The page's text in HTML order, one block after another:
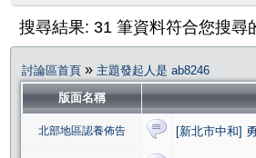
搜尋結果: 31 筆資料符合您搜尋
討論區首頁 » 主題發起人是 ab8246
版面名稱
北部地區認養佈告 [新北市中和]